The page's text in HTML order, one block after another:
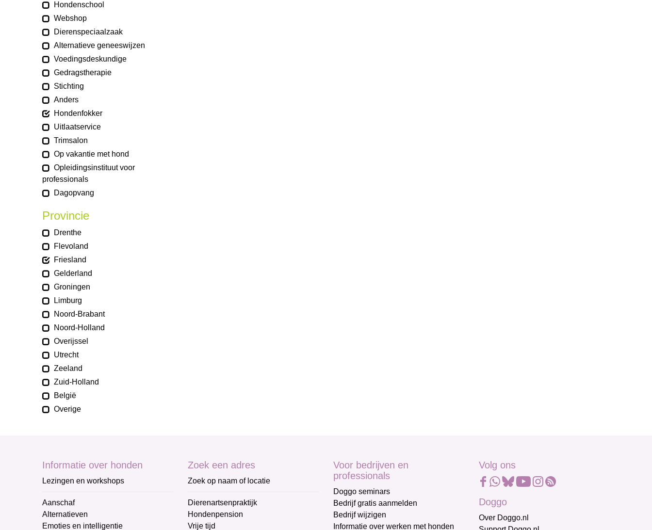
Hondenschool
Webshop
Dierenspeciaalzaak
Alternatieve geneeswijzen
Voedingsdeskundige
Gedragstherapie
Stichting
Anders
Hondenfokker
Uitlaatservice
Trimsalon
Op vakantie met hond
Opleidingsinstituut voor
professionals
Dagopvang
Provincie
Drenthe
Flevoland
Friesland
Gelderland
Groningen
Limburg
Noord-Brabant
Noord-Holland
Overijssel
Utrecht
Zeeland
Zuid-Holland
België
Overige
Informatie over honden
Lezingen en workshops
Aanschaf
Alternatieven
Emoties en intelligentie
Zoek een adres
Zoek op naam of locatie
Dierenartsenpraktijk
Hondenpension
Vrije tijd
Voor bedrijven en
professionals
Doggo seminars
Bedrijf gratis aanmelden
Bedrijf wijzigen
Informatie over werken met honden
Volg ons
Doggo
Over Doggo.nl